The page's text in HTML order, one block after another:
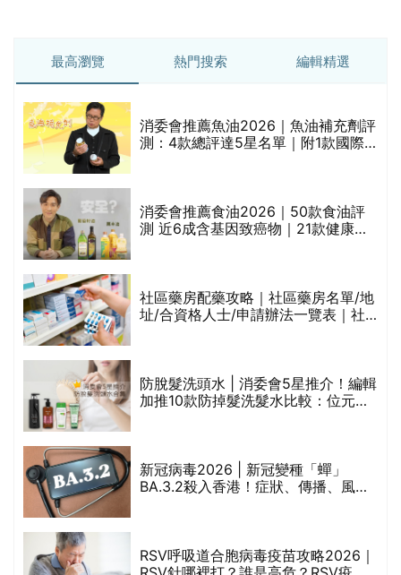
最高瀏覽 熱門搜索 編輯精選
消委會推薦魚油2026｜魚油補充劑評
測：4款總評達5星名單｜附1款國際
消委會推薦食油2026｜50款食油評
測 近6成含基因致癌物｜21款健康煮
社區藥房配藥攻略｜社區藥房名單/地
址/合資格人士/申請辦法一覽表｜社
防脫髮洗頭水 | 消委會5星推介！編輯
加推10款防掉髮洗髮水比較：位元
新冠病毒2026 | 新冠變種「蟬」
BA.3.2殺入香港！症狀、傳播、風險
RSV呼吸道合胞病毒疫苗攻略2026｜